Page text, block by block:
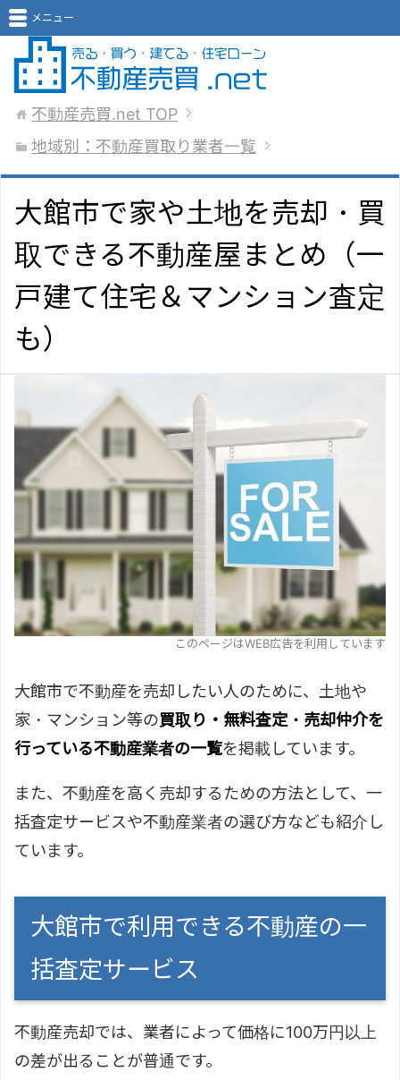
メニュー
不動産売買.net TOP
地域別：不動産買取り業者一覧
大館市で家や土地を売却・買
取できる不動産屋まとめ（一
戸建て住宅＆マンション査定
も）
このページはWEB広告を利用しています
大館市で不動産を売却したい人のために、土地や
家・マンション等の買取り・無料査定・売却仲介を
行っている不動産業者の一覧を掲載しています。
また、不動産を高く売却するための方法として、一
括査定サービスや不動産業者の選び方なども紹介し
ています。
大館市で利用できる不動産の一
括査定サービス
不動産売却では、業者によって価格に100万円以上
の差が出ることが普通です。